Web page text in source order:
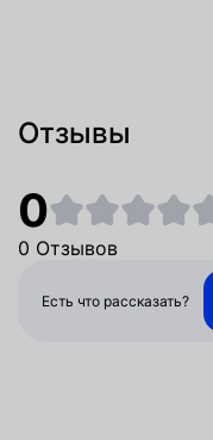
Отзывы
0
0 Отзывов
Есть что рассказать?